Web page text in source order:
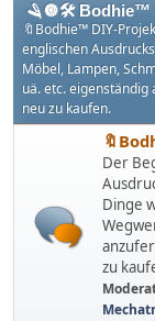
🪒🔘🛠️ Bodhie™
🔖Bodhie™ DIY-
englischen
Möbel, Lampen,
uä. etc. eigenständig
neu zu kaufen.
Der
Dinge
zu